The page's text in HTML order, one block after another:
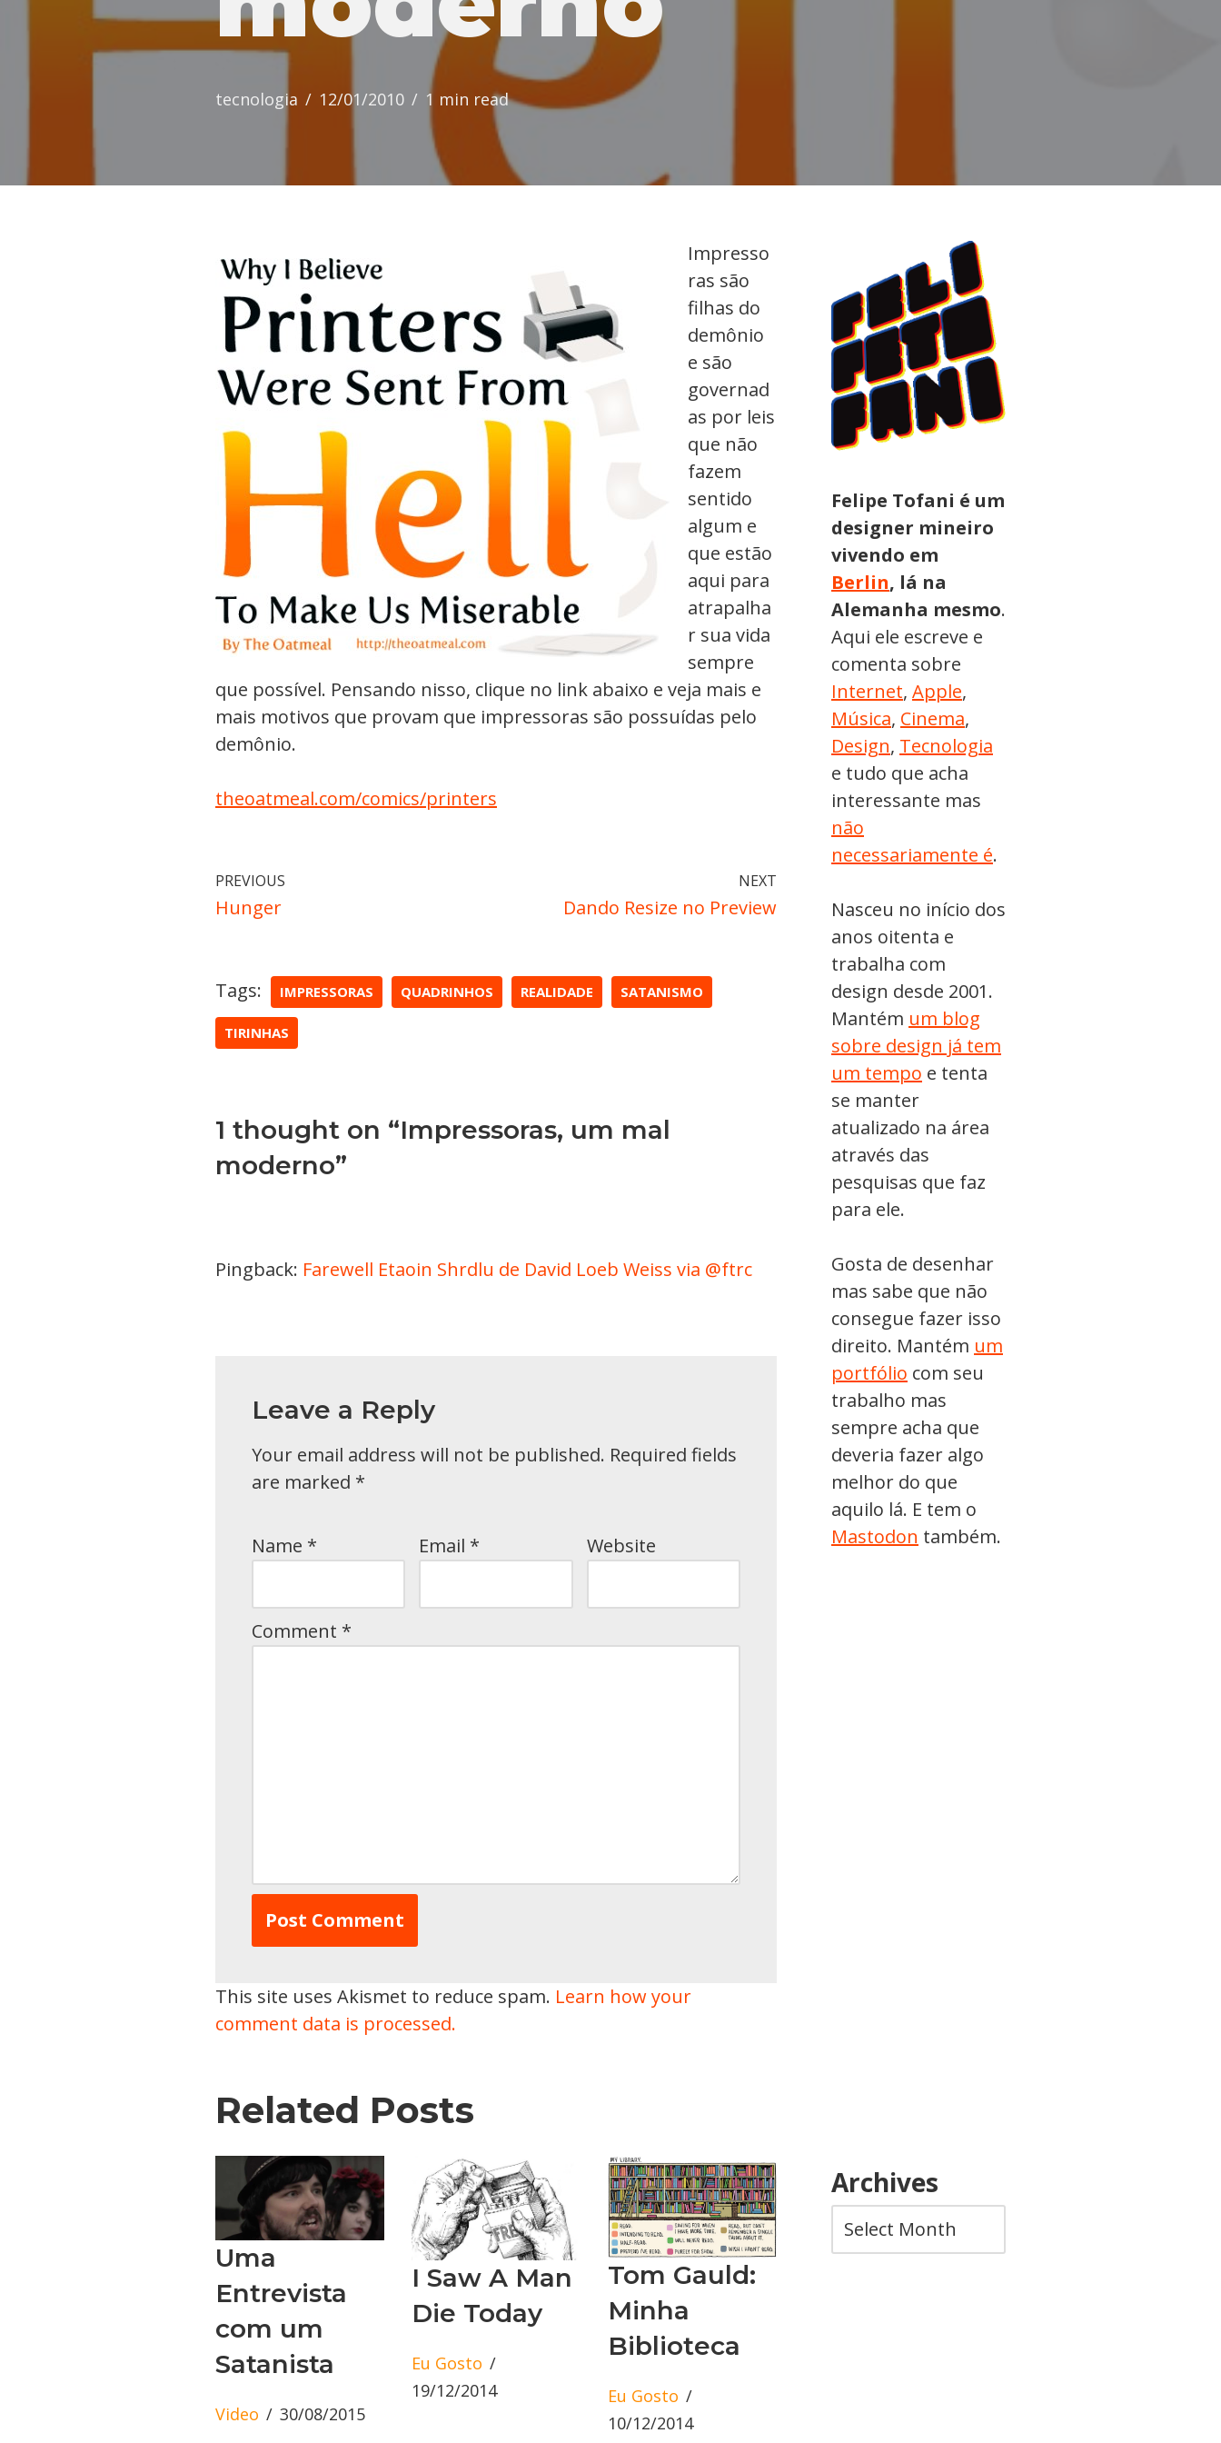
tecnologia 12/01/2010 1 min read
Impresso
ras são
filhas do
demônio
e são
governad
as por leis
que não
fazem
sentido
algum e
que estão
aqui para
atrapalha
r sua vida
sempre
que possível. Pensando nisso, clique no link abaixo e veja mais e
mais motivos que provam que impressoras são possuídas pelo
demônio.
theoatmeal.com/comics/printers
PREVIOUS
Hunger
NEXT
Dando Resize no Preview
Tags: IMPRESSORAS QUADRINHOS REALIDADE SATANISMO
TIRINHAS
1 thought on “Impressoras, um mal
moderno”
Pingback: Farewell Etaoin Shrdlu de David Loeb Weiss via @ftrc
Leave a Reply
Your email address will not be published. Required fields
are marked *
Name * Email * Website
Comment *
This site uses Akismet to reduce spam. Learn how your
comment data is processed.
Related Posts
Uma
Entrevista
com um
Satanista
Video 30/08/2015
I Saw A Man
Die Today
Eu Gosto
19/12/2014
Tom Gauld:
Minha
Biblioteca
Eu Gosto
10/12/2014
Felipe Tofani é um
designer mineiro
vivendo em
Berlin, lá na
Alemanha mesmo.
Aqui ele escreve e
comenta sobre
Internet, Apple,
Música, Cinema,
Design, Tecnologia
e tudo que acha
interessante mas
não
necessariamente é.
Nasceu no início dos
anos oitenta e
trabalha com
design desde 2001.
Mantém um blog
sobre design já tem
um tempo e tenta
se manter
atualizado na área
através das
pesquisas que faz
para ele.
Gosta de desenhar
mas sabe que não
consegue fazer isso
direito. Mantém um
portfólio com seu
trabalho mas
sempre acha que
deveria fazer algo
melhor do que
aquilo lá. E tem o
Mastodon também.
Archives